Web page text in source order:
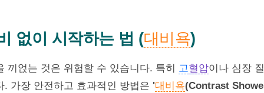
없이 시작하는 법 (대비욕)
끼얹는 것은 위험할 수 있습니다. 특히 고혈압이나 심장
. 가장 안전하고 효과적인 방법은 '대비욕(Contrast